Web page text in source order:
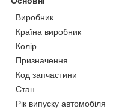
Виробник
Країна виробник
Колір
Призначення
Код запчастини
Стан
Рік випуску автомобіля